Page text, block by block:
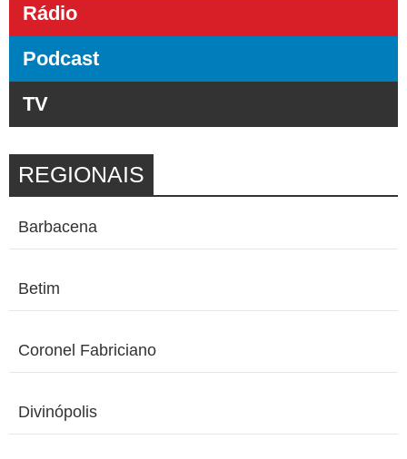
Rádio
Podcast
TV
REGIONAIS
Barbacena
Betim
Coronel Fabriciano
Divinópolis